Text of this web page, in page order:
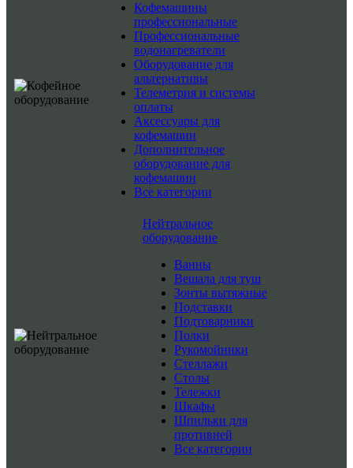
Кофемашины
профессиональные
Профессиональные
водонагреватели
Оборудование для
альтернативы
Телеметрия и системы
оплаты
Аксессуары для
кофемашин
Дополнительное
оборудование для
кофемашин
Все категории
Нейтральное
оборудование
Ванны
Вешала для туш
Зонты вытяжные
Подставки
Подтоварники
Полки
Рукомойники
Стеллажи
Столы
Тележки
Шкафы
Шпильки для
противней
Все категории